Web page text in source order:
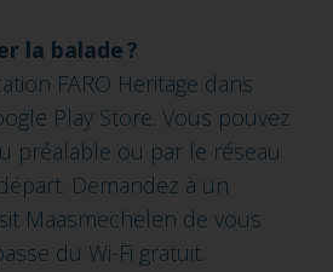
la balade ?
FARO Heritage dans
Play Store. Vous pouvez
préalable ou par le réseau
Demandez à un
Maasmechelen de vous
du Wi-Fi gratuit.